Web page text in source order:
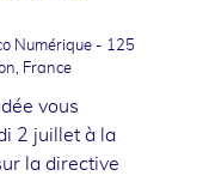
Numérique - 125
France
vous
2 juillet à la
la directive